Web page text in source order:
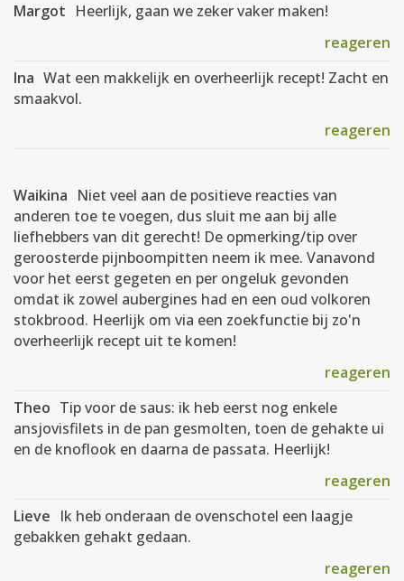
Margot Heerlijk, gaan we zeker vaker maken!
reageren
Ina Wat een makkelijk en overheerlijk recept! Zacht en
smaakvol.
reageren
Waikina Niet veel aan de positieve reacties van
anderen toe te voegen, dus sluit me aan bij alle
liefhebbers van dit gerecht! De opmerking/tip over
geroosterde pijnboompitten neem ik mee. Vanavond
voor het eerst gegeten en per ongeluk gevonden
omdat ik zowel aubergines had en een oud volkoren
stokbrood. Heerlijk om via een zoekfunctie bij zo'n
overheerlijk recept uit te komen!
reageren
Theo Tip voor de saus: ik heb eerst nog enkele
ansjovisfilets in de pan gesmolten, toen de gehakte ui
en de knoflook en daarna de passata. Heerlijk!
reageren
Lieve Ik heb onderaan de ovenschotel een laagje
gebakken gehakt gedaan.
reageren